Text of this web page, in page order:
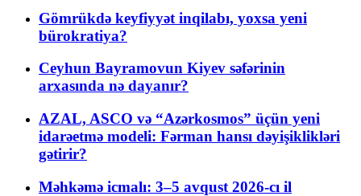
Gömrükdə keyfiyyət inqilabı, yoxsa yeni
bürokratiya?
Ceyhun Bayramovun Kiyev səfərinin
arxasında nə dayanır?
AZAL, ASCO və “Azərkosmos” üçün yeni
idarəetmə modeli: Fərman hansı dəyişiklikləri
gətirir?
Məhkəmə icmalı: 3–5 avqust 2026-cı il